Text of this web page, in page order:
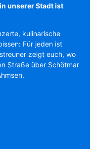
unserer Stadt ist
kulinarische
Für jeden ist
zeigt euch, wo
Straße über Schötmar